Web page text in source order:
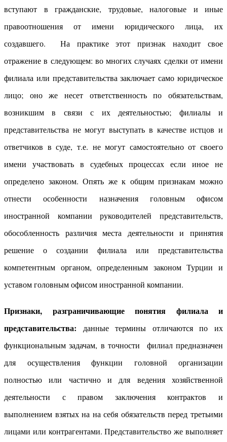
вступают в гражданские, трудовые, налоговые и иные
правоотношения от имени юридического лица, их
создавшего. На практике этот признак находит свое
отражение в следующем: во многих случаях сделки от имени
филиала или представительства заключает само юридическое
лицо; оно же несет ответственность по обязательствам,
возникшим в связи с их деятельностью; филиалы и
представительства не могут выступать в качестве истцов и
ответчиков в суде, т.е. не могут самостоятельно от своего
имени участвовать в судебных процессах если иное не
определено законом. Опять же к общим признакам можно
отнести особенности назначения головным офисом
иностранной компании руководителей представительств,
обособленность различия места деятельности и принятия
решение о создании филиала или представительства
компетентным органом, определенным законом Турции и
уставом головным офисом иностранной компании.
Признаки, разграничивающие понятия филиала и
представительства: данные термины отличаются по их
функциональным задачам, в точности филиал предназначен
для осуществления функции головной организации
полностью или частично и для ведения хозяйственной
деятельности с правом заключения контрактов и
выполнением взятых на на себя обязательств перед третьими
лицами или контрагентами. Представительство же выполняет